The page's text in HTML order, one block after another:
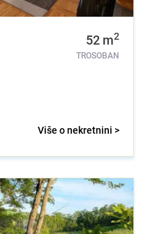
52 m2
TROSOBAN
Više o nekretnini >